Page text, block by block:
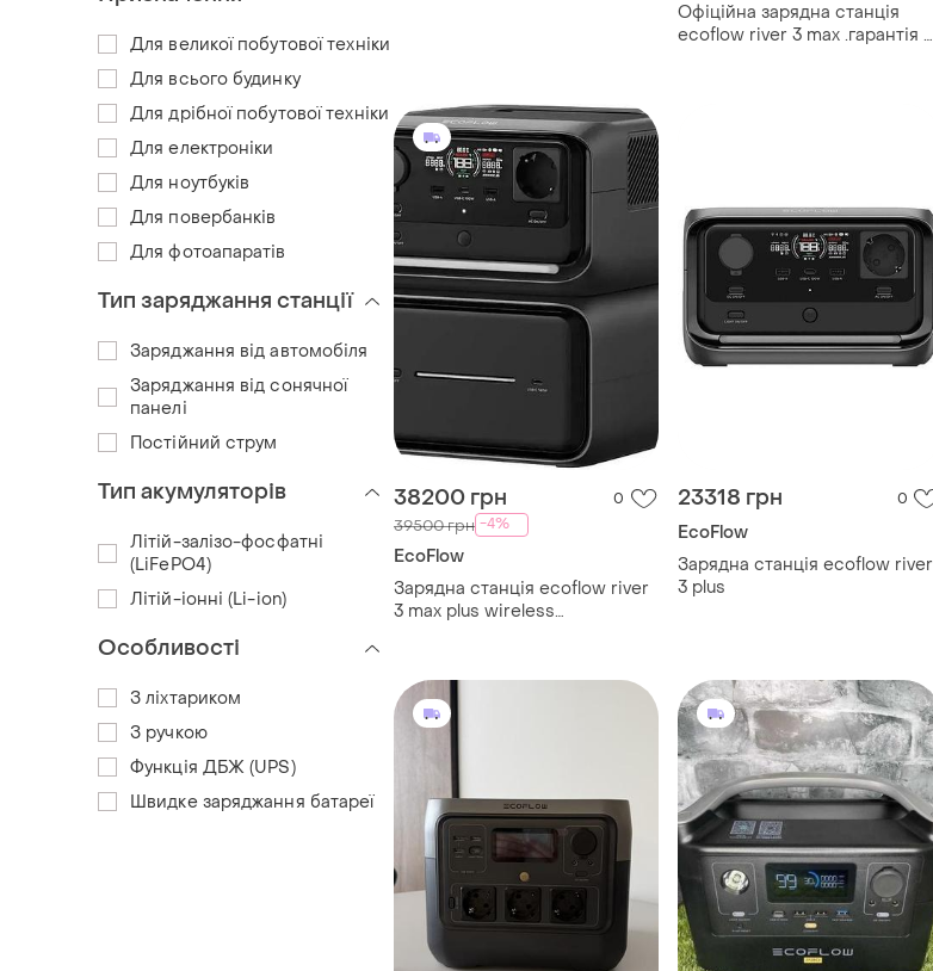
Офіційна зарядна станція
ecoflow river 3 max .гарантія 5
38200 грн 0
39500 грн -4%
EcoFlow
Зарядна станція ecoflow river
3 max plus wireless
23318 грн 0
EcoFlow
Зарядна станція ecoflow river
3 plus
Для великої побутової техніки
Для всього будинку
Для дрібної побутової техніки
Для електроніки
Для ноутбуків
Для повербанків
Для фотоапаратів
Тип заряджання станції
Заряджання від автомобіля
Заряджання від сонячної
панелі
Постійний струм
Тип акумуляторів
Літій-залізо-фосфатні
(LiFePO4)
Літій-іонні (Li-ion)
Особливості
З ліхтариком
З ручкою
Функція ДБЖ (UPS)
Швидке заряджання батареї